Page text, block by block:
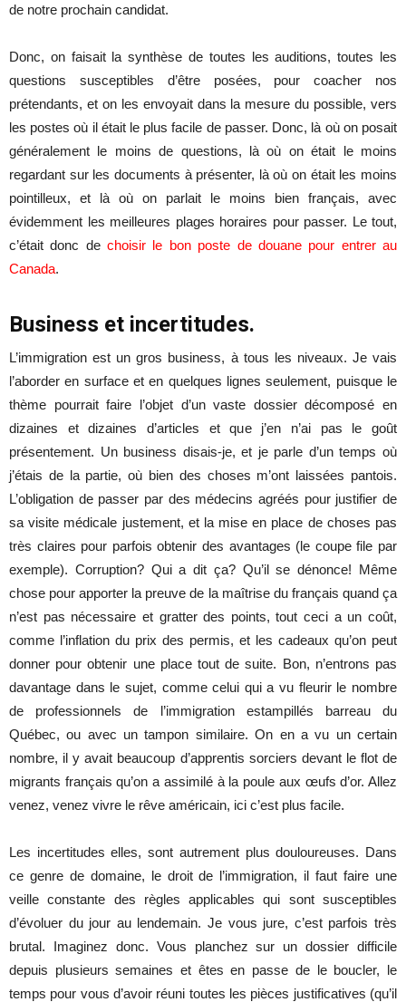
de notre prochain candidat.
Donc, on faisait la synthèse de toutes les auditions, toutes les
questions susceptibles d’être posées, pour coacher nos
prétendants, et on les envoyait dans la mesure du possible, vers
les postes où il était le plus facile de passer. Donc, là où on posait
généralement le moins de questions, là où on était le moins
regardant sur les documents à présenter, là où on était les moins
pointilleux, et là où on parlait le moins bien français, avec
évidemment les meilleures plages horaires pour passer. Le tout,
c’était donc dechoisir le bon poste de douane pour entrer au
Canada.
Business et incertitudes.
L’immigration est un gros business, à tous les niveaux. Je vais
l’aborder en surface et en quelques lignes seulement, puisque le
thème pourrait faire l’objet d’un vaste dossier décomposé en
dizaines et dizaines d’articles et que j’en n’ai pas le goût
présentement. Un business disais-je, et je parle d’un temps où
j’étais de la partie, où bien des choses m’ont laissées pantois.
L’obligation de passer par des médecins agréés pour justifier de
sa visite médicale justement, et la mise en place de choses pas
très claires pour parfois obtenir des avantages (le coupe file par
exemple). Corruption? Qui a dit ça? Qu’il se dénonce! Même
chose pour apporter la preuve de la maîtrise du français quand ça
n’est pas nécessaire et gratter des points, tout ceci a un coût,
comme l’inflation du prix des permis, et les cadeaux qu’on peut
donner pour obtenir une place tout de suite. Bon, n’entrons pas
davantage dans le sujet, comme celui qui a vu fleurir le nombre
de professionnels de l’immigration estampillés barreau du
Québec, ou avec un tampon similaire. On en a vu un certain
nombre, il y avait beaucoup d’apprentis sorciers devant le flot de
migrants français qu’on a assimilé à la poule aux œufs d’or. Allez
venez, venez vivre le rêve américain, ici c’est plus facile.
Les incertitudes elles, sont autrement plus douloureuses. Dans
ce genre de domaine, le droit de l’immigration, il faut faire une
veille constante des règles applicables qui sont susceptibles
d’évoluer du jour au lendemain. Je vous jure, c’est parfois très
brutal. Imaginez donc. Vous planchez sur un dossier difficile
depuis plusieurs semaines et êtes en passe de le boucler, le
temps pour vous d’avoir réuni toutes les pièces justificatives (qu’il